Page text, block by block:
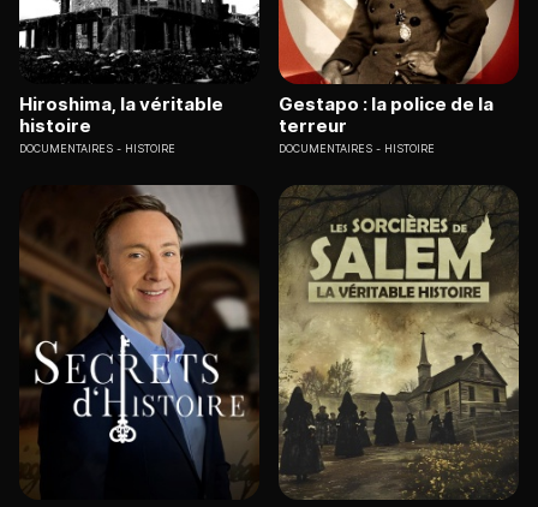
Hiroshima, la véritable
histoire
DOCUMENTAIRES HISTOIRE
Gestapo : la police de la
terreur
DOCUMENTAIRES HISTOIRE